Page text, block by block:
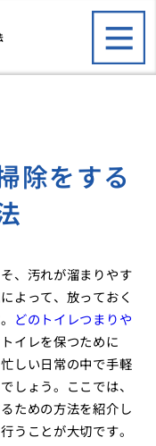
除をする
、汚れが溜まりやす
よって、放っておく
どのトイレつまりや
イレを保つために
しい日常の中で手軽
しょう。ここでは、
ための方法を紹介し
うことが大切です。